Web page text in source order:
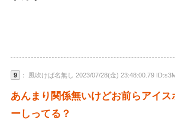
9 ： 風吹けば名無し 2023/07/28(金) 23:48:00.79
あんまり関係無いけどお前らアイス
ーしってる？